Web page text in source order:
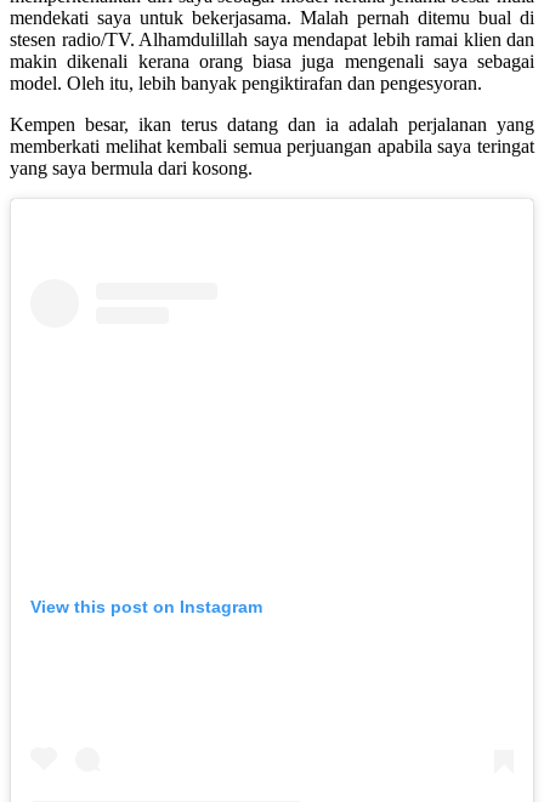
mendekati saya untuk bekerjasama. Malah pernah ditemu bual di
stesen radio/TV. Alhamdulillah saya mendapat lebih ramai klien dan
makin dikenali kerana orang biasa juga mengenali saya sebagai
model. Oleh itu, lebih banyak pengiktirafan dan pengesyoran.
Kempen besar, ikan terus datang dan ia adalah perjalanan yang
memberkati melihat kembali semua perjuangan apabila saya teringat
yang saya bermula dari kosong.
View this post on Instagram